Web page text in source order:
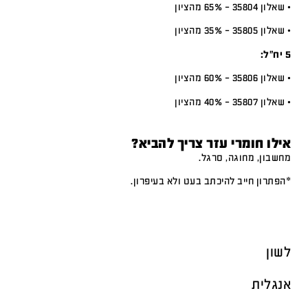
• שאלון 35804 – 65% מהציון
• שאלון 35805 – 35% מהציון
5 יח”ל:
• שאלון 35806 – 60% מהציון
• שאלון 35807 – 40% מהציון
אילו חומרי עזר צריך להביא?
מחשבון, מחוגה, סרגל.
*הפתרון חייב להיכתב בעט ולא בעיפרון.
לשון
אנגלית